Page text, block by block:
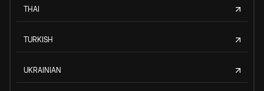
THAI
TURKISH
UKRAINIAN